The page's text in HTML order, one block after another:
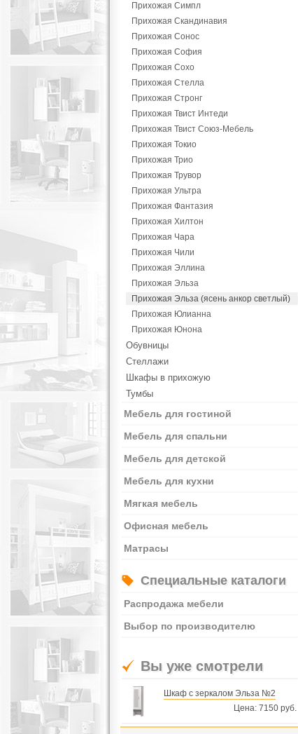
Прихожая Симпл
Прихожая Скандинавия
Прихожая Сонос
Прихожая София
Прихожая Сохо
Прихожая Стелла
Прихожая Стронг
Прихожая Твист Интеди
Прихожая Твист Союз-Мебель
Прихожая Токио
Прихожая Трио
Прихожая Трувор
Прихожая Ультра
Прихожая Фантазия
Прихожая Хилтон
Прихожая Чара
Прихожая Чили
Прихожая Эллина
Прихожая Эльза
Прихожая Эльза (ясень анкор светлый)
Прихожая Юлианна
Прихожая Юнона
Обувницы
Стеллажи
Шкафы в прихожую
Тумбы
Мебель для гостиной
Мебель для спальни
Мебель для детской
Мебель для кухни
Мягкая мебель
Офисная мебель
Матрасы
Специальные каталоги
Распродажа мебели
Выбор по производителю
Вы уже смотрели
Шкаф с зеркалом Эльза №2
Цена: 7150 руб.